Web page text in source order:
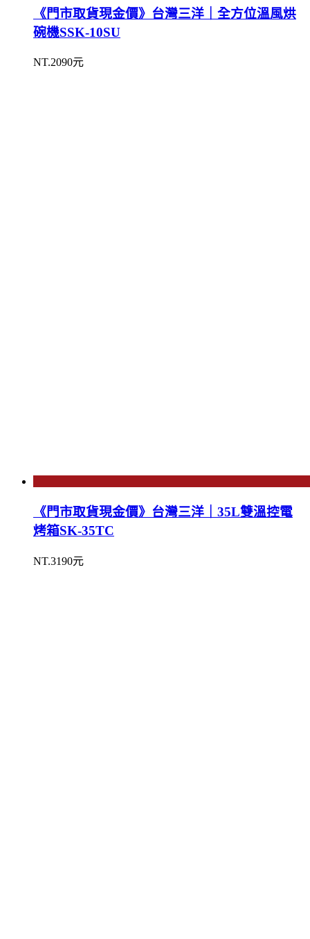
《門市取貨現金價》台灣三洋｜全方位溫風烘
碗機SSK-10SU
NT.2090元
《門市取貨現金價》台灣三洋｜35L雙溫控電
烤箱SK-35TC
NT.3190元